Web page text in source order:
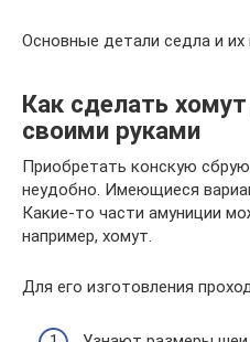
Основные детали седла и их
Как сделать
своими руками
Приобретать конскую
неудобно. Имеющиеся
Какие-то части амуниции
например, хомут.
Для его изготовления